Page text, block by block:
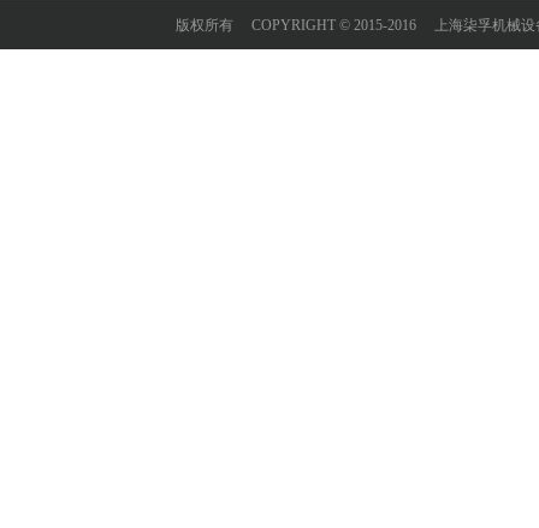
版权所有 COPYRIGHT © 2015-2016 上海柒孚机